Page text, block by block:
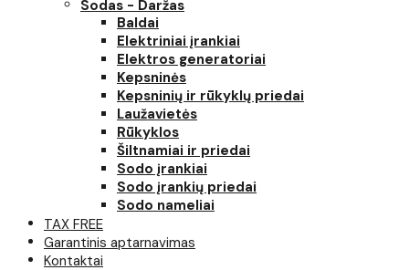
Sodas - Daržas
Baldai
Elektriniai įrankiai
Elektros generatoriai
Kepsninės
Kepsninių ir rūkyklų priedai
Laužavietės
Rūkyklos
Šiltnamiai ir priedai
Sodo įrankiai
Sodo įrankių priedai
Sodo nameliai
TAX FREE
Garantinis aptarnavimas
Kontaktai